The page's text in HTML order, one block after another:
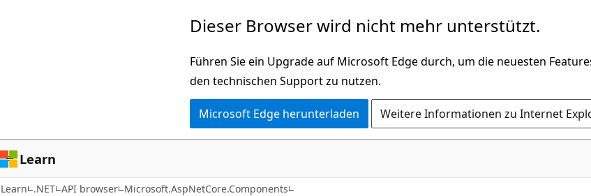
Dieser Browser wird nicht mehr unterstützt.
Führen Sie ein Upgrade auf Microsoft Edge durch, um die neuesten
den technischen Support zu nutzen.
Microsoft Edge herunterladen Weitere Informationen zu Internet
Learn
Learn .NET API browser Microsoft.AspNetCore.Components